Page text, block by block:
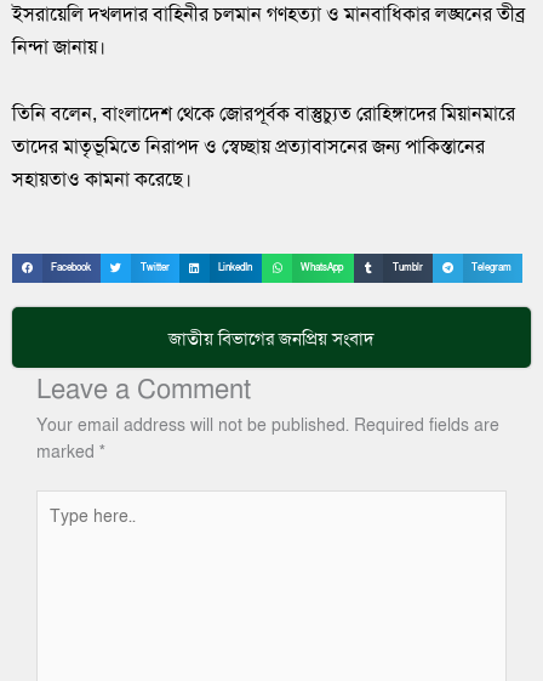
ইসরায়েলি দখলদার বাহিনীর চলমান গণহত্যা ও মানবাধিকার লঙ্ঘনের তীব্র
নিন্দা জানায়।
তিনি বলেন, বাংলাদেশ থেকে জোরপূর্বক বাস্তুচ্যুত রোহিঙ্গাদের মিয়ানমারে
তাদের মাতৃভূমিতে নিরাপদ ও স্বেচ্ছায় প্রত্যাবাসনের জন্য পাকিস্তানের
সহায়তাও কামনা করেছে।
Facebook Twitter LinkedIn WhatsApp Tumblr Telegram
জাতীয়বিভাগের জনপ্রিয় সংবাদ
Leave a Comment
Your email address will not be published. Required fields are
marked *
here..